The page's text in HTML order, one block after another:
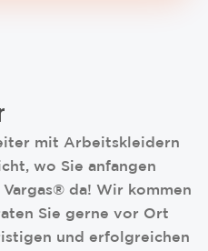
mit Arbeitskleidern
wo Sie anfangen
da! Wir kommen
Sie gerne vor Ort
und erfolgreichen